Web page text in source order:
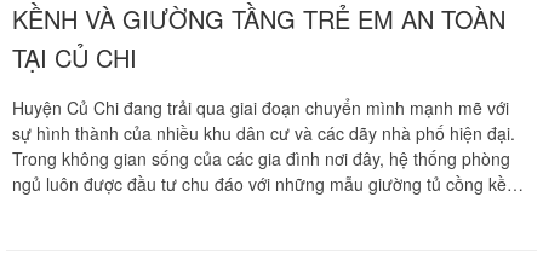
KỀNH VÀ GIƯỜNG TẦNG TRẺ EM AN TOÀN
TẠI CỦ CHI
Huyện Củ Chi đang trải qua giai đoạn chuyển mình mạnh mẽ với
sự hình thành của nhiều khu dân cư và các dãy nhà phố hiện đại.
Trong không gian sống của các gia đình nơi đây, hệ thống phòng
ngủ luôn được đầu tư chu đáo với những mẫu giường tủ cồng kềnh